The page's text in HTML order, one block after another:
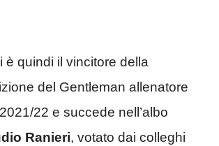
è quindi il vincitore della
del Gentleman allenatore
22 e succede nell’albo
Ranieri, votato dai colleghi